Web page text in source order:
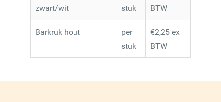
zwart/wit
stuk
BTW
Barkruk hout
per
stuk
€2,25 ex
BTW